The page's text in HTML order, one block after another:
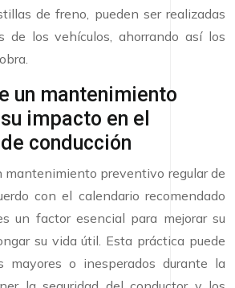
de freno, pueden ser realizadas
de los vehículos, ahorrando así los
un mantenimiento
impacto en el
conducción
mantenimiento preventivo regular de
con el calendario recomendado
un factor esencial para mejorar su
su vida útil. Esta práctica puede
mayores o inesperados durante la